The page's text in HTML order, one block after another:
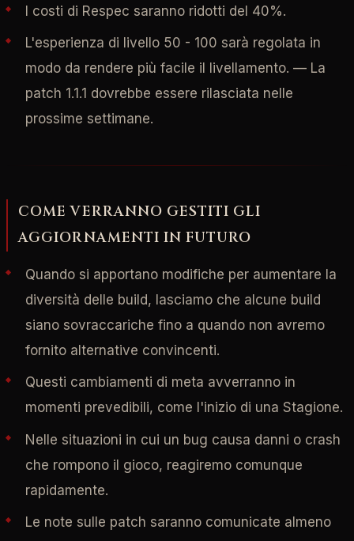
I costi di Respec saranno ridotti del 40%.
L'esperienza di livello 50 - 100 sarà regolata in
modo da rendere più facile il livellamento. — La
patch 1.1.1 dovrebbe essere rilasciata nelle
prossime settimane.
COME VERRANNO GESTITI GLI
AGGIORNAMENTI IN FUTURO
Quando si apportano modifiche per aumentare la
diversità delle build, lasciamo che alcune build
siano sovraccariche fino a quando non avremo
fornito alternative convincenti.
Questi cambiamenti di meta avverranno in
momenti prevedibili, come l'inizio di una Stagione.
Nelle situazioni in cui un bug causa danni o crash
che rompono il gioco, reagiremo comunque
rapidamente.
Le note sulle patch saranno comunicate almeno